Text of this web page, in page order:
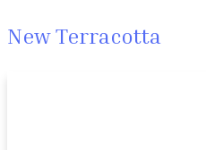
New Terracotta